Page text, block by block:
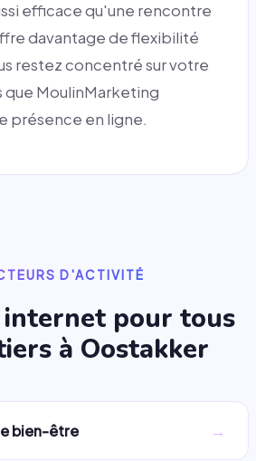
efficace qu'une rencontre
davantage de flexibilité
restez concentré sur votre
MoulinMarketing
présence en ligne.
D'ACTIVITÉ
internet pour tous
à Oostakker
bien-être →